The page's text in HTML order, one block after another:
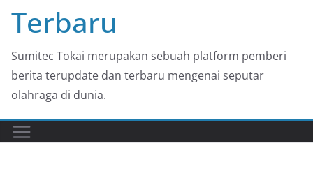
Terbaru
Sumitec Tokai merupakan sebuah platform pemberi
berita terupdate dan terbaru mengenai seputar
olahraga di dunia.